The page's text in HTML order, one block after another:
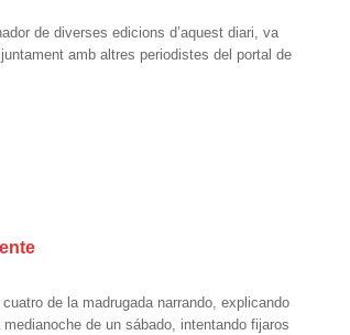
de diverses edicions d’aquest diari, va
amb altres periodistes del portal de
de la madrugada narrando, explicando
de un sábado, intentando fijaros